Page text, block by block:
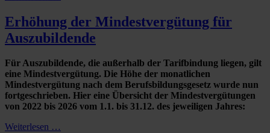
Erhöhung der Mindestvergütung für
Auszubildende
Für Auszubildende, die außerhalb der Tarifbindung liegen, gilt
eine Mindestvergütung. Die Höhe der monatlichen
Mindestvergütung nach dem Berufsbildungsgesetz wurde nun
fortgeschrieben. Hier eine Übersicht der Mindestvergütungen
von 2022 bis 2026 vom 1.1. bis 31.12. des jeweiligen Jahres:
Weiterlesen …